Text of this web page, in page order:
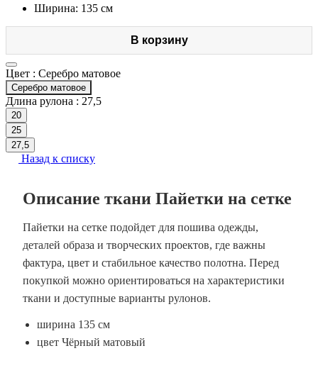
Ширина: 135 см
В корзину
Цвет : Серебро матовое
Серебро матовое
Длина рулона : 27,5
20
25
27,5
Назад к списку
Описание ткани Пайетки на сетке
Пайетки на сетке подойдет для пошива одежды,
деталей образа и творческих проектов, где важны
фактура, цвет и стабильное качество полотна. Перед
покупкой можно ориентироваться на характеристики
ткани и доступные варианты рулонов.
ширина 135 см
цвет Чёрный матовый